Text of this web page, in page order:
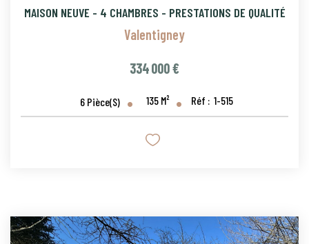
MAISON NEUVE - 4 CHAMBRES - PRESTATIONS DE QUALITÉ
Valentigney
334 000 €
6 Pièce(s) 135 M² Réf : 1-515